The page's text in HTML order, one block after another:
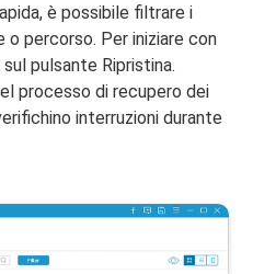
è possibile filtrare i
percorso. Per iniziare con
pulsante Ripristina.
processo di recupero dei
interruzioni durante